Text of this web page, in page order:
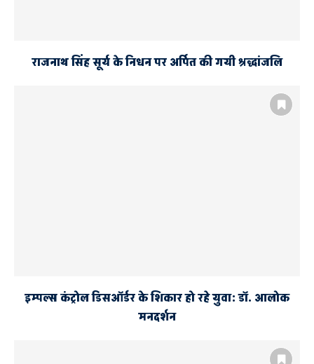
राजनाथ सिंह सूर्य के निधन पर अर्पित की गयी श्रद्धांजलि
इम्पल्स कंट्रोल डिसऑर्डर के शिकार हो रहे युवा: डॉ. आलोक
मनदर्शन